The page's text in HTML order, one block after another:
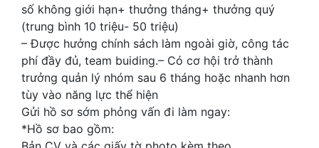
số không giới hạn+ thưởng tháng+ thưởng quý
(trung bình 10 triệu- 50 triệu)
– Được hưởng chính sách làm ngoài giờ, công tác
phí đầy đủ, team buiding.– Có cơ hội trở thành
trưởng quản lý nhóm sau 6 tháng hoặc nhanh hơn
tùy vào năng lực thể hiện
Gửi hồ sơ sớm phỏng vấn đi làm ngay:
*Hồ sơ bao gồm: